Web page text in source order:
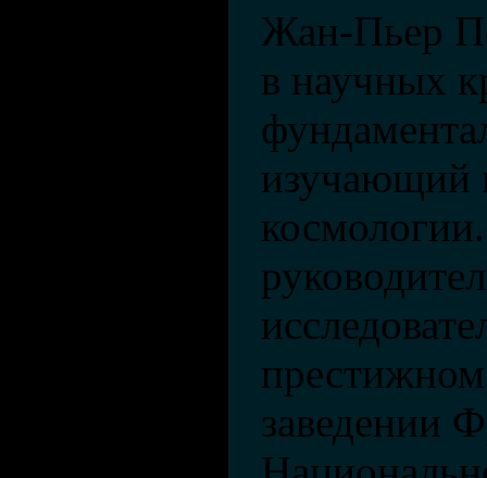
Жан-Пьер
в научных
изучающий
заведении